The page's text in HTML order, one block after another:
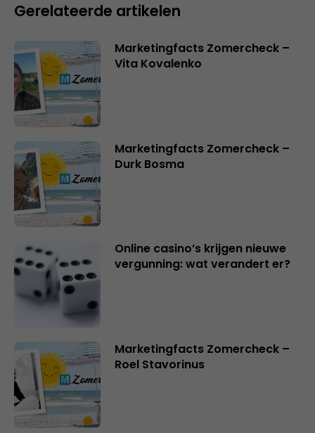
Gerelateerde artikelen
Marketingfacts Zomercheck –
Vita Kovalenko
Marketingfacts Zomercheck –
Durk Bosma
Online casino’s krijgen nieuwe
vergunning: wat verandert er?
Marketingfacts Zomercheck –
Roel Stavorinus